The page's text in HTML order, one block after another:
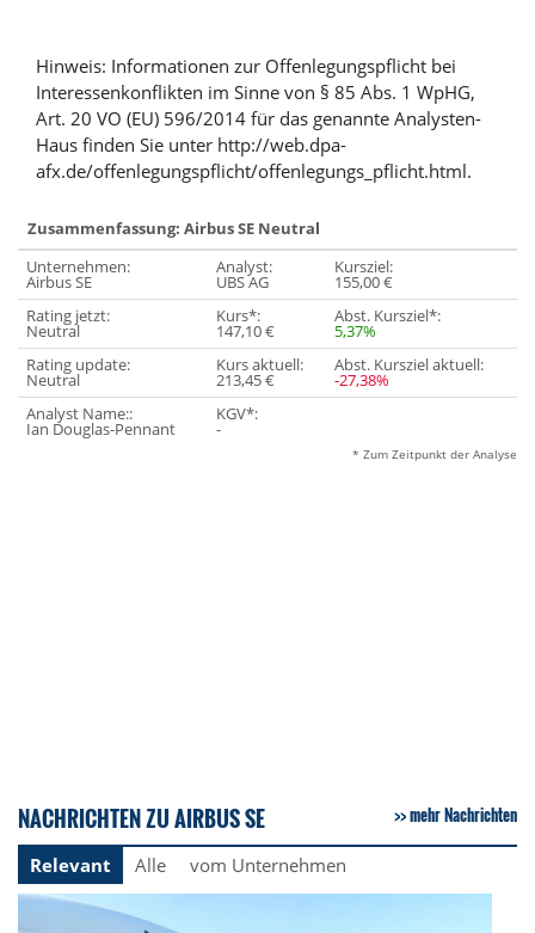
Hinweis: Informationen zur Offenlegungspflicht bei
Interessenkonflikten im Sinne von § 85 Abs. 1 WpHG,
Art. 20 VO (EU) 596/2014 für das genannte Analysten-
Haus finden Sie unter http://web.dpa-
afx.de/offenlegungspflicht/offenlegungs_pflicht.html.
Zusammenfassung: Airbus SE Neutral
Unternehmen:
Airbus SE
Analyst:
UBS AG
Kursziel:
155,00 €
Rating jetzt:
Neutral
Kurs*:
147,10 €
Abst. Kursziel*:
5,37%
Rating update:
Neutral
Kurs aktuell:
213,45 €
Abst. Kursziel aktuell:
-27,38%
Analyst Name::
Ian Douglas-Pennant
KGV*:
-
* Zum Zeitpunkt der Analyse
NACHRICHTEN ZU AIRBUS SE mehr Nachrichten
Relevant Alle vom Unternehmen